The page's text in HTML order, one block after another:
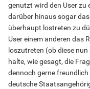
genutzt wird den User
darüber hinaus sogar
überhaupt lostreten zu
User einem anderen das
loszutreten (ob diese
halte, wie gesagt, die
dennoch gerne
deutsche